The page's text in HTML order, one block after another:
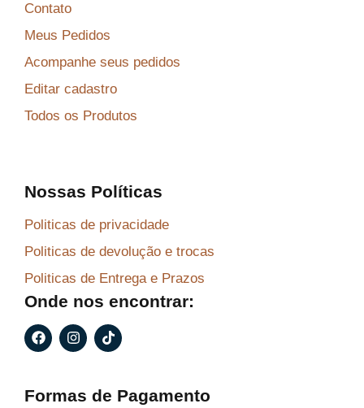
Contato
Meus Pedidos
Acompanhe seus pedidos
Editar cadastro
Todos os Produtos
Nossas Políticas
Politicas de privacidade
Politicas de devolução e trocas
Politicas de Entrega e Prazos
Onde nos encontrar:
F
a
c
o
I
n
s
g
T
i
k
k
Formas de Pagamento